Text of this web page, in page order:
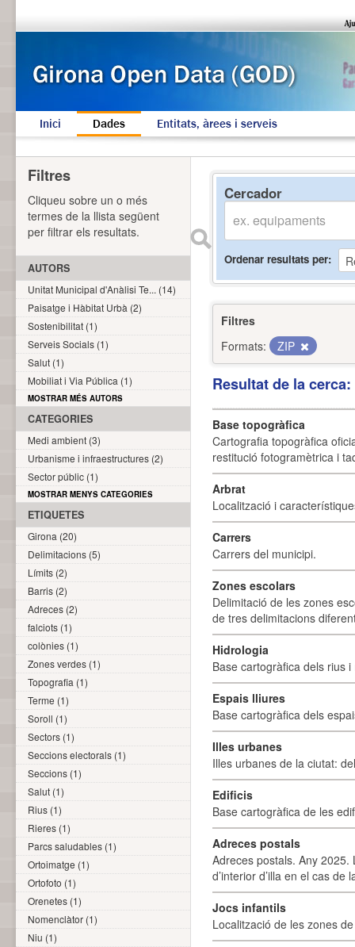
Inici Dades Entitats, àrees i serveis
Cercador
Ordenar resultats per
Filtres
Formats:
ZIP
Resultat de la
Base topogràfica
Cartografia topogràfica
restitució fotogramètrica i
Arbrat
Localització i
Carrers
Carrers del municipi.
Zones escolars
Delimitació de les zones
de tres delimitacions
Hidrologia
Base cartogràfica dels rius
Espais lliures
Base cartogràfica dels
Illes urbanes
Illes urbanes de la ciutat:
Edificis
Base cartogràfica de les
Adreces postals
Adreces postals. Any 2025.
d’interior d’illa en el cas
Jocs infantils
Localització de les zones
Filtres
Cliqueu sobre un o més
termes de la llista següent
per filtrar els resultats.
AUTORS
Unitat Municipal d'Anàlisi Te... (14)
Paisatge i Hàbitat Urbà (2)
Sostenibilitat (1)
Serveis Socials (1)
Salut (1)
Mobiliat i Via Pública (1)
MOSTRAR MÉS AUTORS
CATEGORIES
Medi ambient (3)
Urbanisme i infraestructures (2)
Sector públic (1)
MOSTRAR MENYS CATEGORIES
ETIQUETES
Girona (20)
Delimitacions (5)
Límits (2)
Barris (2)
Adreces (2)
falciots (1)
colònies (1)
Zones verdes (1)
Topografia (1)
Terme (1)
Soroll (1)
Sectors (1)
Seccions electorals (1)
Seccions (1)
Salut (1)
Rius (1)
Rieres (1)
Parcs saludables (1)
Ortoimatge (1)
Ortofoto (1)
Orenetes (1)
Nomenclàtor (1)
Niu (1)